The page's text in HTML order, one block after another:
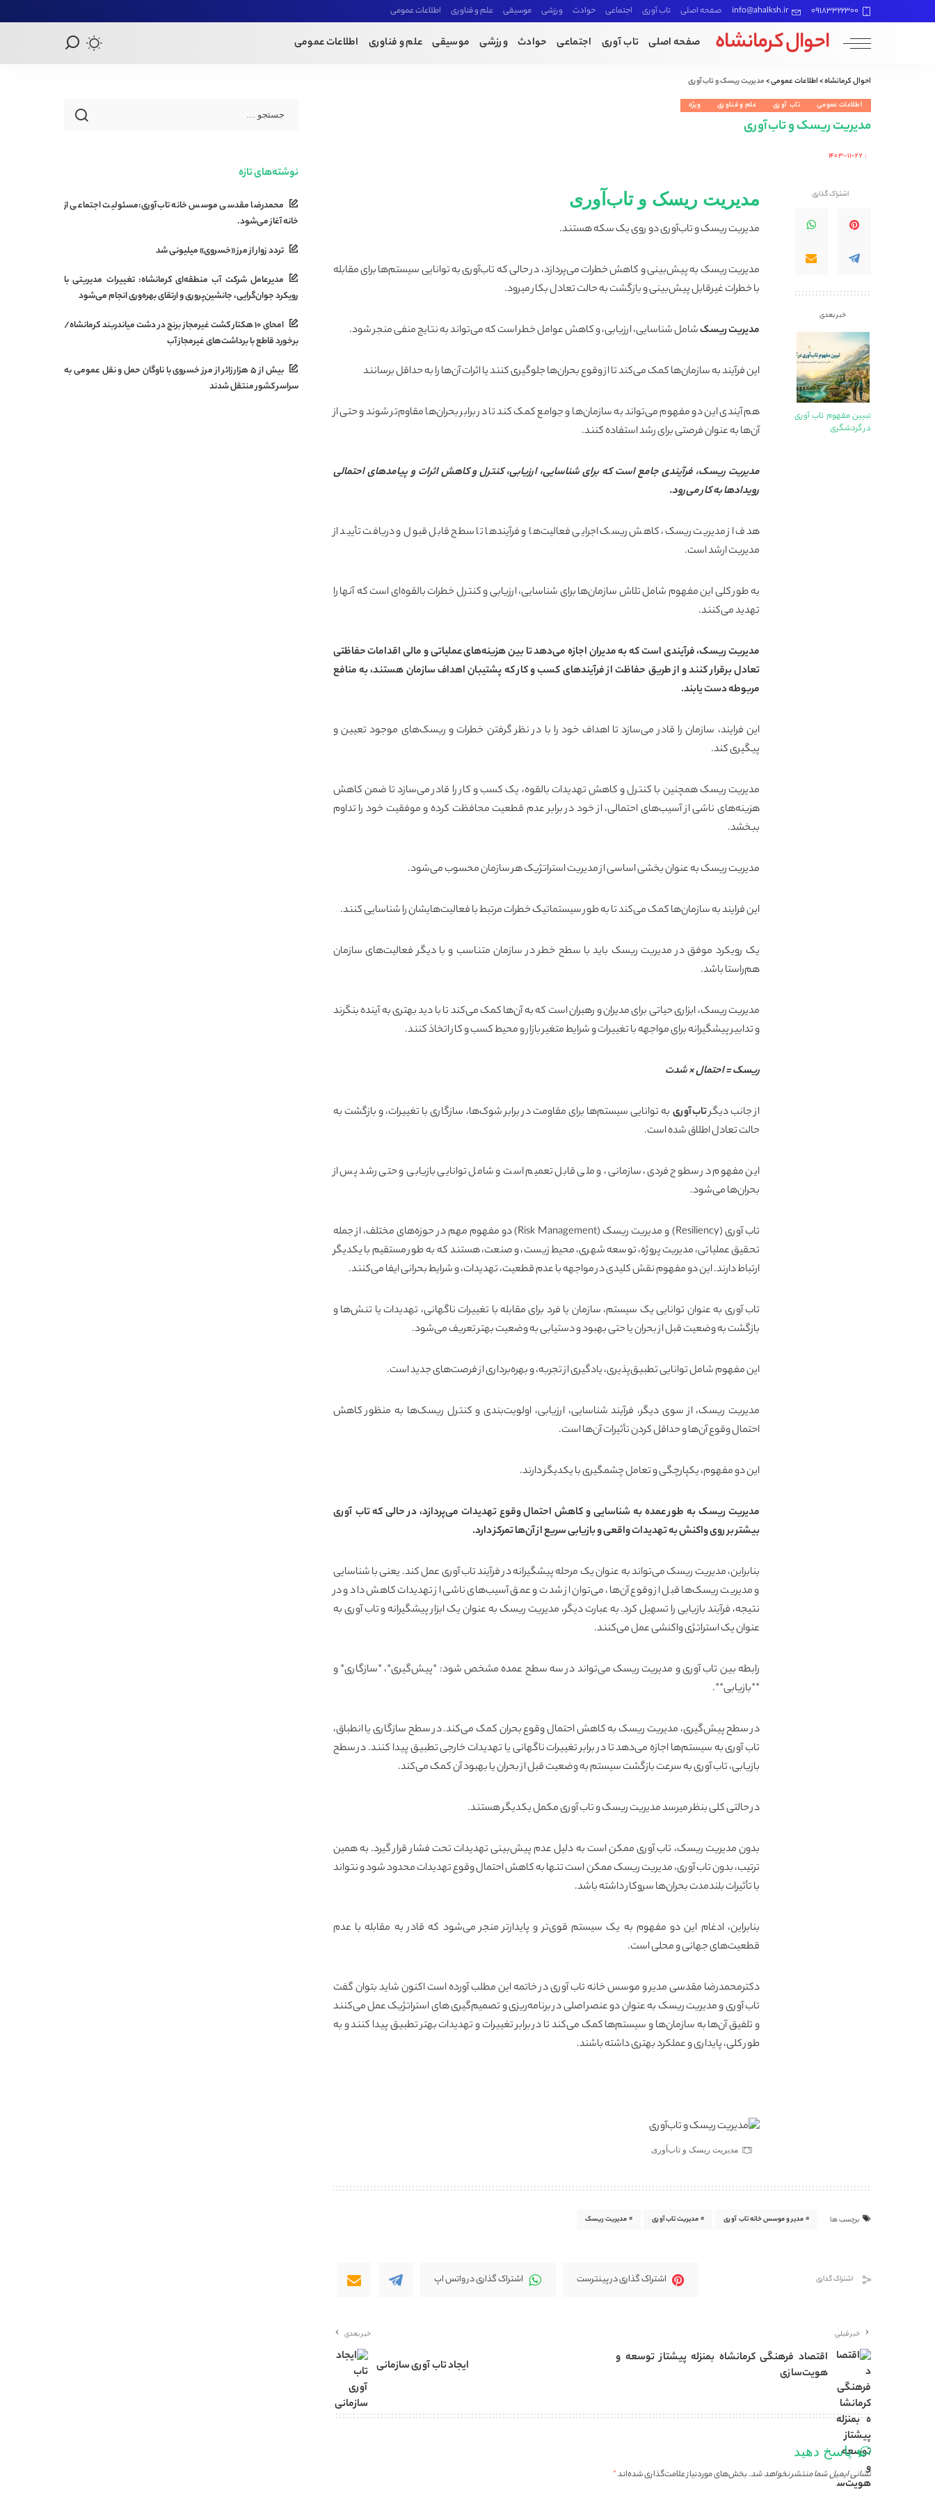
09183322300
info@ahalksh.ir صفحه اصلی تاب آوری اجتماعی حوادث ورزشی موسیقی علم و فناوری اطلاعات عمومی
احوال کرمانشاه صفحه اصلی تاب آوری اجتماعی حوادث ورزشی موسیقی علم و فناوری اطلاعات عمومی
احوال کرمانشاه>اطلاعات عمومی>مدیریت ریسک و تاب‌آوری
اطلاعات عمومی تاب آوری علم و فناوری ویژه
مدیریت ریسک و تاب‌آوری
Posted
۱۴۰۳-۱۱-۲۲
اشتراک گذاری
خبر بعدی
تبیین مفهوم تاب آوری
در گردشگری
مدیریت ریسک و تاب‌آوری
مدیریت ریسک و تاب‌آوری دو روی یک سکه هستند.
مدیریت ریسک به پیش‌بینی و کاهش خطرات می‌پردازد، در حالی که تاب‌آوری به توانایی سیستم‌ها برای مقابله
با خطرات غیرقابل پیش‌بینی و بازگشت به حالت تعادل بکار میرود.
مدیریت ریسکشامل شناسایی، ارزیابی، و کاهش عوامل خطر است که می‌تواند به نتایج منفی منجر شود.
این فرآیند به سازمان‌ها کمک می‌کند تا از وقوع بحران‌ها جلوگیری کنند یا اثرات آن‌ها را به حداقل برسانند
هم آیندی این دو مفهوم می‌تواند به سازمان‌ها و جوامع کمک کند تا در برابر بحران‌ها مقاوم‌تر شوند و حتی از
آن‌ها به عنوان فرصتی برای رشد استفاده کنند.
مدیریت ریسک، فرآیندی جامع است که برای شناسایی، ارزیابی، کنترل و کاهش اثرات و پیامدهای احتمالی
رویدادها به کار می‌رود.
هدف از مدیریت ریسک، کاهش ریسک اجرایی فعالیت‌ها و فرآیندها تا سطح قابل قبول و دریافت تأیید از
مدیریت ارشد است.
به طور کلی این مفهوم شامل تلاش سازمان‌ها برای شناسایی، ارزیابی و کنترل خطرات بالقوه‌ای است که آنها را
تهدید می‌کنند.
مدیریت ریسک، فرآیندی است که به مدیران اجازه می‌دهد تا بین هزینه‌های عملیاتی و مالی اقدامات حفاظتی
تعادل برقرار کنند و از طریق حفاظت از فرآیندهای کسب و کار که پشتیبان اهداف سازمان هستند، به منافع
مربوطه دست یابند.
این فرایند، سازمان را قادر می‌سازد تا اهداف خود را با در نظر گرفتن خطرات و ریسک‌های موجود تعیین و
پیگیری کند.
مدیریت ریسک همچنین با کنترل و کاهش تهدیدات بالقوه، یک کسب و کار را قادر می‌سازد تا ضمن کاهش
هزینه‌های ناشی از آسیب‌های احتمالی، از خود در برابر عدم قطعیت محافظت کرده و موفقیت خود را تداوم
ببخشد.
مدیریت ریسک به عنوان بخشی اساسی از مدیریت استراتژیک هر سازمان محسوب می‌شود.
این فرایند به سازمان‌ها کمک می‌کند تا به طور سیستماتیک خطرات مرتبط با فعالیت‌هایشان را شناسایی کنند.
یک رویکرد موفق در مدیریت ریسک باید با سطح خطر در سازمان متناسب و با دیگر فعالیت‌های سازمان
هم‌راستا باشد.
مدیریت ریسک، ابزاری حیاتی برای مدیران و رهبران است که به آن‌ها کمک می‌کند تا با دید بهتری به آینده بنگرند
و تدابیر پیشگیرانه برای مواجهه با تغییرات و شرایط متغیر بازار و محیط کسب و کار اتخاذ کنند.
ریسک = احتمال × شدت
از جانب دیگرتاب‌آوری به توانایی سیستم‌ها برای مقاومت در برابر شوک‌ها، سازگاری با تغییرات، و بازگشت به
حالت تعادل اطلاق شده است.
این مفهوم در سطوح فردی، سازمانی، و ملی قابل تعمیم است و شامل توانایی بازیابی و حتی رشد پس از
بحران‌ها می‌شود.
تاب آوری (Resiliency
) و مدیریت ریسک (Risk Management) دو مفهوم مهم در حوزه‌های مختلف، از جمله
تحقیق عملیاتی، مدیریت پروژه، توسعه شهری، محیط زیست، و صنعت، هستند که به طور مستقیم با یکدیگر
ارتباط دارند. این دو مفهوم نقش کلیدی در مواجهه با عدم قطعیت، تهدیدات، و شرایط بحرانی ایفا می‌کنند.
تاب آوری به عنوان توانایی یک سیستم، سازمان یا فرد برای مقابله با تغییرات ناگهانی، تهدیدات یا تنش‌ها و
بازگشت به وضعیت قبل از بحران یا حتی بهبود و دستیابی به وضعیت بهتر تعریف می‌شود.
این مفهوم شامل توانایی تطبیق‌پذیری، یادگیری از تجربه، و بهره‌برداری از فرصت‌های جدید است.
مدیریت ریسک، از سوی دیگر، فرآیند شناسایی، ارزیابی، اولویت‌بندی و کنترل ریسک‌ها به منظور کاهش
احتمال وقوع آن‌ها و حداقل کردن تأثیرات آن‌ها است.
این دو مفهوم، یکپارچگی و تعامل چشمگیری با یکدیگر دارند.
مدیریت ریسک به طور عمده به شناسایی و کاهش احتمال وقوع تهدیدات می‌پردازد، در حالی که تاب آوری
بیشتر بر روی واکنش به تهدیدات واقعی و بازیابی سریع از آن‌ها تمرکز دارد.
بنابراین، مدیریت ریسک می‌تواند به عنوان یک مرحله پیشگیرانه در فرآیند تاب آوری عمل کند. یعنی با شناسایی
و مدیریت ریسک‌ها قبل از وقوع آن‌ها، می‌توان از شدت و عمق آسیب‌های ناشی از تهدیدات کاهش داد و در
نتیجه، فرآیند بازیابی را تسهیل کرد. به عبارت دیگر، مدیریت ریسک به عنوان یک ابزار پیشگیرانه و تاب آوری به
عنوان یک استراتژی واکنشی عمل می‌کنند.
رابطه بین تاب آوری و مدیریت ریسک می‌تواند در سه سطح عمده مشخص شود: *پیش‌گیری*، *سازگاری* و
**بازیابی**.
در سطح پیش‌گیری، مدیریت ریسک به کاهش احتمال وقوع بحران کمک می‌کند. در سطح سازگاری یا انطباق،
تاب آوریبه سیستم‌ها اجازه می‌دهد تا در برابر تغییرات ناگهانی یا تهدیدات خارجی تطبیق پیدا کنند. در سطح
بازیابی، تاب آوری به سرعت بازگشت سیستم به وضعیت قبل از بحران یا بهبود آن کمک می‌کند.
در حالتی کلی بنظر میرسد مدیریت ریسک و تاب آوری مکمل یکدیگر هستند.
بدون مدیریت ریسک، تاب آوری ممکن است به دلیل عدم پیش‌بینی تهدیدات تحت فشار قرار گیرد. به همین
ترتیب، بدون تاب آوری، مدیریت ریسک ممکن است تنها به کاهش احتمال وقوع تهدیدات محدود شود و نتواند
با تأثیرات بلندمدت بحران‌ها سروکار داشته باشد.
بنابراین، ادغام این دو مفهوم به یک سیستم قوی‌تر و پایدارتر منجر می‌شود که قادر به مقابله با عدم
قطعیت‌های جهانی و محلی است.
دکترمحمدرضا مقدسیمدیر و موسس خانه تاب آوری در خاتمه این مطلب آورده است اکنون شاید بتوان گفت
تاب آوریو مدیریت ریسک به عنوان دو عنصر اصلی در برنامه‌ریزی و تصمیم‌گیری های استراتژیک عمل می‌کنند
و تلفیق آن‌ها به سازمان‌ها و سیستم‌ها کمک می‌کند تا در برابر تغییرات و تهدیدات بهتر تطبیق پیدا کنند و به
طور کلی، پایداری و عملکرد بهتری داشته باشند.
مدیریت ریسک و تاب‌آوری
برچسب ها مدیر و موسس خانه تاب آوری مدیریت تاب‌آوری مدیریت ریسک
اشتراک گذاری اشتراک گذاری در پینترست اشتراک گذاری در واتس اپ
خبر قبلی
اقتصاد فرهنگی کرمانشاه بمنزله پیشتاز توسعه و
هویت‌سازی
خبر بعدی
ایجاد تاب آوری سازمانی
پاسخ دهید
نشانی ایمیل شما منتشر نخواهد شد.بخش‌های موردنیاز علامت‌گذاری شده‌اند*
نوشته‌های تازه
محمدرضا مقدسی موسس خانه تاب‌آوری:مسئولیت اجتماعی از
خانه آغاز می‌شود.
تردد زوار از مرز «خسروی» میلیونی شد
مدیرعامل شرکت آب منطقه‌ای کرمانشاه: تغییرات مدیریتی با
رویکرد جوان‌گرایی، جانشین‌پروری و ارتقای بهره‌وری انجام می‌شود
امحای ۱۰ هکتار کشت غیرمجاز برنج در دشت میاندربند کرمانشاه/
برخورد قاطع با برداشت‌های غیرمجاز آب
بیش از ۵ هزار زائر از مرز خسروی با ناوگان حمل‌ و نقل عمومی به
سراسر کشور منتقل شدند